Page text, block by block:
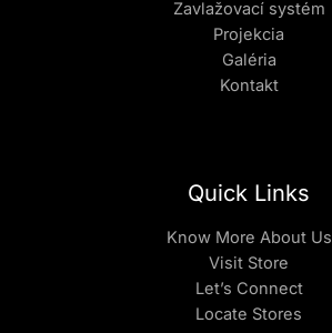
Zavlažovací systém
Projekcia
Galéria
Kontakt
Quick Links
Know More About Us
Visit Store
Let’s Connect
Locate Stores